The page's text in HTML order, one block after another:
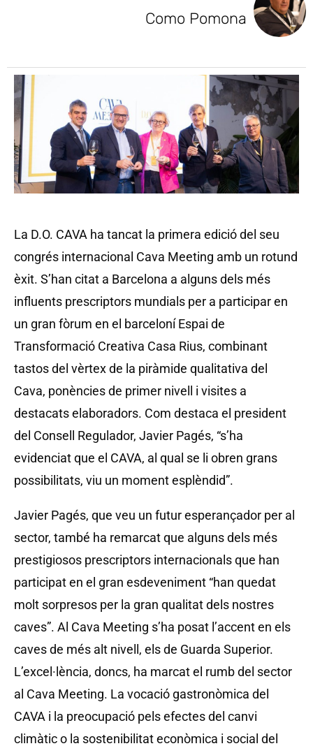
Como Pomona
La D.O. CAVA ha tancat la primera edició del seu
congrés internacional Cava Meeting amb un rotund
èxit. S’han citat a Barcelona a alguns dels més
influents prescriptors mundials per a participar en
un gran fòrum en el barceloní Espai de
Transformació Creativa Casa Rius, combinant
tastos del vèrtex de la piràmide qualitativa del
Cava, ponències de primer nivell i visites a
destacats elaboradors. Com destaca el president
del Consell Regulador, Javier Pagés, “s’ha
evidenciat que el CAVA, al qual se li obren grans
possibilitats, viu un moment esplèndid”.
Javier Pagés, que veu un futur esperançador per al
sector, també ha remarcat que alguns dels més
prestigiosos prescriptors internacionals que han
participat en el gran esdeveniment “han quedat
molt sorpresos per la gran qualitat dels nostres
caves”. Al Cava Meeting s’ha posat l’accent en els
caves de més alt nivell, els de Guarda Superior.
L’excel·lència, doncs, ha marcat el rumb del sector
al Cava Meeting. La vocació gastronòmica del
CAVA i la preocupació pels efectes del canvi
climàtic o la sostenibilitat econòmica i social del